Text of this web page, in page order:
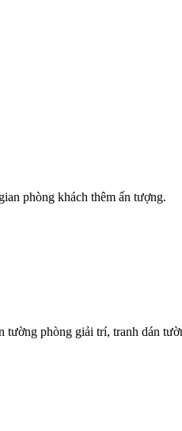
phòng khách thêm ấn tượng.
tường phòng giải trí, tranh dán